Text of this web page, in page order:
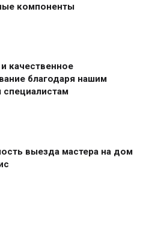
компоненты
качественное
благодаря нашим
выезда мастера на дом